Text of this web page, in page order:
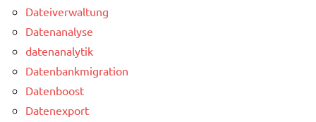
Dateiverwaltung
Datenanalyse
datenanalytik
Datenbankmigration
Datenboost
Datenexport